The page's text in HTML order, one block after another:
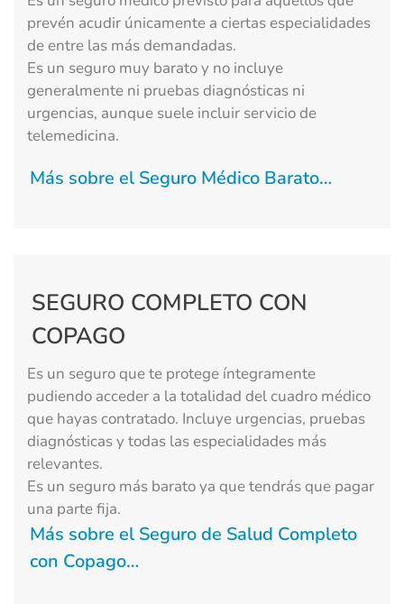
prevén acudir únicamente a ciertas especialidades
de entre las más demandadas.
Es un seguro muy barato y no incluye
generalmente ni pruebas diagnósticas ni
urgencias, aunque suele incluir servicio de
telemedicina.
Más sobre el Seguro Médico Barato…
SEGURO COMPLETO CON
COPAGO
Es un seguro que te protege íntegramente
pudiendo acceder a la totalidad del cuadro médico
que hayas contratado. Incluye urgencias, pruebas
diagnósticas y todas las especialidades más
relevantes.
Es un seguro más barato ya que tendrás que pagar
una parte fija.
Más sobre el Seguro de Salud Completo
con Copago…